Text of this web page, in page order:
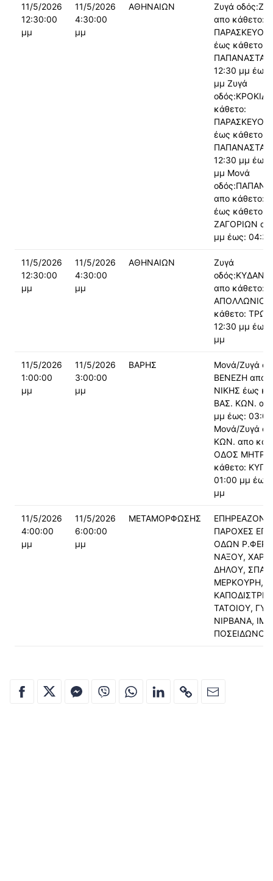
11/5/2026
12:30:00
μμ
11/5/2026
4:30:00
μμ
ΑΘΗΝΑΙΩΝ
Ζυγά
απο κάθετο:
έως κάθετο:
12:30 μμ
μμ Ζυγά
κάθετο:
έως κάθετο:
12:30 μμ
μμ Μονά
απο κάθετο:
έως κάθετο:
ΖΑΓΟΡΙΩΝ
μμ έως:
11/5/2026
12:30:00
μμ
11/5/2026
4:30:00
μμ
ΑΘΗΝΑΙΩΝ
Ζυγά
απο κάθετο:
ΑΠΟΛΛΩΝΙΟΥ
κάθετο:
12:30 μμ
μμ
11/5/2026
1:00:00
μμ
11/5/2026
3:00:00
μμ
ΒΑΡΗΣ
Μονά/Ζυγά
ΒΕΝΕΖΗ απο
ΝΙΚΗΣ έως
ΒΑΣ. ΚΩΝ.
μμ έως:
Μονά/Ζυγά
ΚΩΝ. απο
ΟΔΟΣ
κάθετο:
01:00 μμ
μμ
11/5/2026
4:00:00
μμ
11/5/2026
6:00:00
μμ
ΜΕΤΑΜΟΡΦΩΣΗΣ
ΠΑΡΟΧΕΣ
ΟΔΩΝ
ΝΑΞΟΥ,
ΔΗΛΟΥ,
ΜΕΡΚΟΥΡΗ,
ΤΑΤΟΙΟΥ,
ΝΙΡΒΑΝΑ,